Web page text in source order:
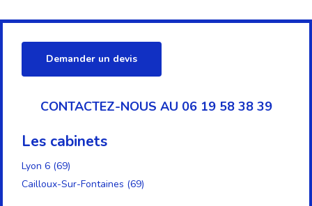
Demander un devis
CONTACTEZ-NOUS AU 06 19 58 38 39
Les cabinets
Lyon 6 (69)
Cailloux-Sur-Fontaines (69)